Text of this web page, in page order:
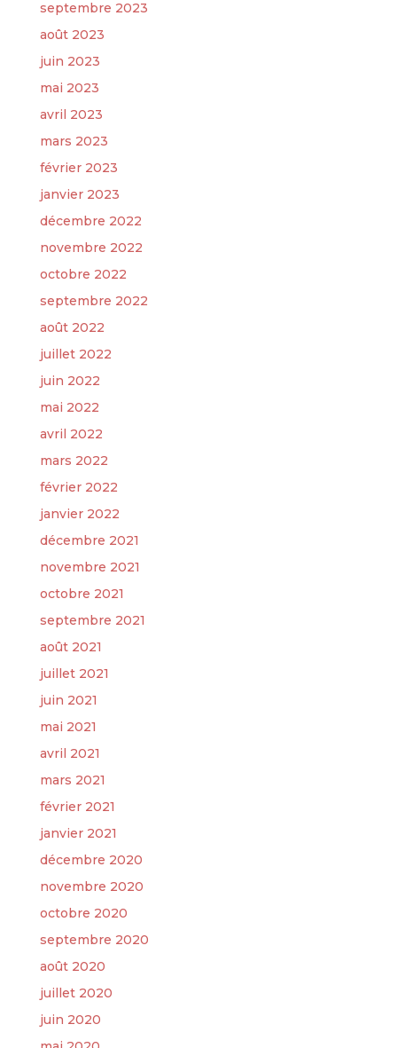
septembre 2023
août 2023
juin 2023
mai 2023
avril 2023
mars 2023
février 2023
janvier 2023
décembre 2022
novembre 2022
octobre 2022
septembre 2022
août 2022
juillet 2022
juin 2022
mai 2022
avril 2022
mars 2022
février 2022
janvier 2022
décembre 2021
novembre 2021
octobre 2021
septembre 2021
août 2021
juillet 2021
juin 2021
mai 2021
avril 2021
mars 2021
février 2021
janvier 2021
décembre 2020
novembre 2020
octobre 2020
septembre 2020
août 2020
juillet 2020
juin 2020